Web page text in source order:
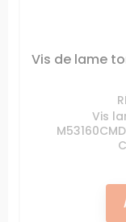
Vis de lame
Vis